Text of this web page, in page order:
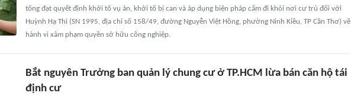
tống đạt quyết định khởi tố vụ án, khởi tố bị can và áp dụng biện pháp cấm đi khỏi nơi cư trú đối với
Huỳnh Hạ Thi (SN 1995, địa chỉ số 158/49, đường Nguyễn Việt Hồng, phường Ninh Kiều, TP Cần Thơ) về
hành vi xâm phạm quyền sở hữu công nghiệp.
Bắt nguyên Trưởng ban quản lý chung cư ở TP.HCM lừa bán căn hộ tái
định cư